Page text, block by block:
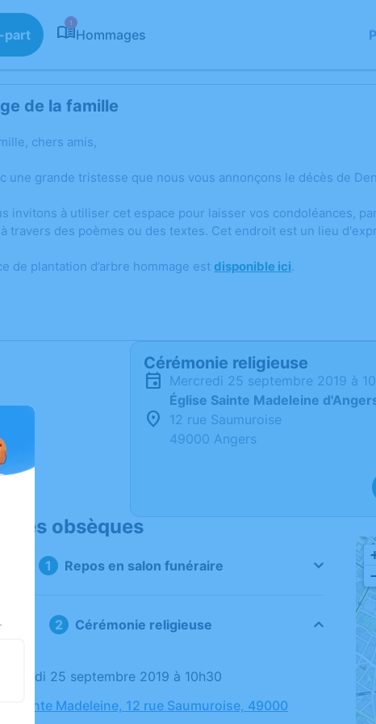
part
1
Hommages
de la famille
chers amis,
une grande tristesse que nous vous annonçons le décès de
invitons à utiliser cet espace pour laisser vos condoléances,
travers des poèmes ou des textes. Cet endroit est un lieu
de plantation d’arbre hommage est disponible ici.
Cérémonie religieuse
mercredi 25 septembre 2019 à
Église Sainte Madeleine
12 rue Saumuroise
49000 Angers
des obsèques
Repos en salon funéraire
Cérémonie religieuse
mercredi 25 septembre 2019 à 10h30
Sainte Madeleine, 12 rue Saumuroise, 49000